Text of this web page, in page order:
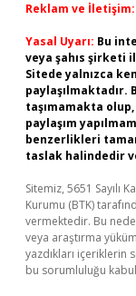
Reklam ve İletişim:
Yasal Uyarı: Bu
veya şahıs şirketi
Sitede yalnızca
taşımamakta
paylaşım
benzerlikleri
taslak halindedir
Sitemiz, 5651 Sayılı
Kurumu (BTK)
vermektedir. Bu
veya araştırma
yazdıkları içeriklerin
bu sorumluluğu